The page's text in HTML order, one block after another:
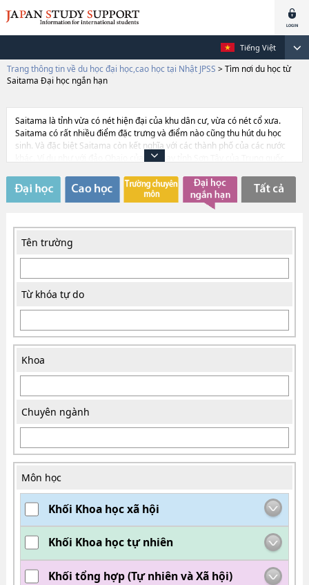
Tiếng Việt
Trang thông tin về du học đại học,cao học tại Nhật JPSS > Tìm nơi du học từ
Saitama Đại học ngắn hạn
Saitama là tỉnh vừa có nét hiện đại của khu dân cư, vừa có nét cổ xưa.
Saitama có rất nhiều điểm đặc trưng và điểm nào cũng thu hút du học
sinh. Và đặc biệt Saitama còn kết nghĩa với các thành phố của các nước
khác. Ví dụ như với đảo Ohaio của Mỹ, hay tỉnh Sơn Tây của Trung quốc,
tiện lợi, có thể đến Tokyo dễ dàng và nhanh chóng, nên nhiều du học sinh
chọn Saitama cũng không có gì là ngạc nhiên.
Tên trường
Từ khóa tự do
Khoa
Chuyên ngành
Môn học
Khối Khoa học xã hội
Khối Khoa học tự nhiên
Khối tổng hợp (Tự nhiên và Xã hội)